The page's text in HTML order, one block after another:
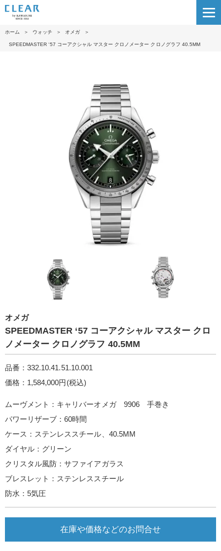
ホーム ＞ ウォッチ ＞ オメガ ＞
SPEEDMASTER ‘5 7 コーアクシャル マスター クロノメーター クロノグラフ 40.5M M
オメガ
SPEEDMASTER ‘5 7 コーアクシャル マスター クロ
ノメーター クロノグラフ 40.5M M
品番：332.10.41.51.10.001
価格：1,584,000円(税込)
ムーヴメント：キャリバーオメガ 9906 手巻き
パワーリザーブ：60時間
ケース：ステンレススチール、40.5MM
ダイヤル：グリーン
クリスタル風防：サファイアガラス
ブレスレット：ステンレススチール
防水：5気圧
在庫や価格などのお問合せ